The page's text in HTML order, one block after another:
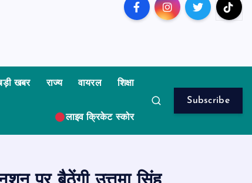
खबर राज्य वायरल शिक्षा
लाइव क्रिकेट स्कोर
Subscribe